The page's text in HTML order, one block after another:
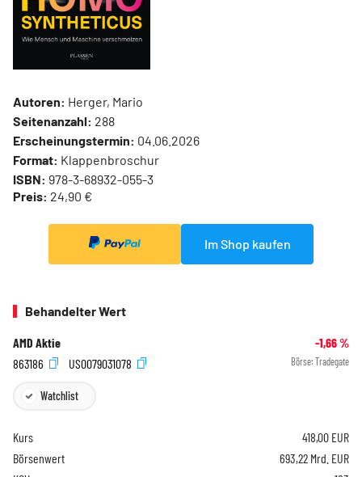
Autoren: Herger, Mario
Seitenanzahl: 288
Erscheinungstermin: 04.06.2026
Format: Klappenbroschur
ISBN: 978-3-68932-055-3
Preis: 24,90 €
Im Shop kaufen
Behandelter Wert
AMD Aktie -1,66%
863186
US0079031078 Börse: Tradegate
Watchlist
Kurs 418,00 EUR
Börsenwert
693,22 Mrd. EUR